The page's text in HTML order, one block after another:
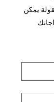
يمكن